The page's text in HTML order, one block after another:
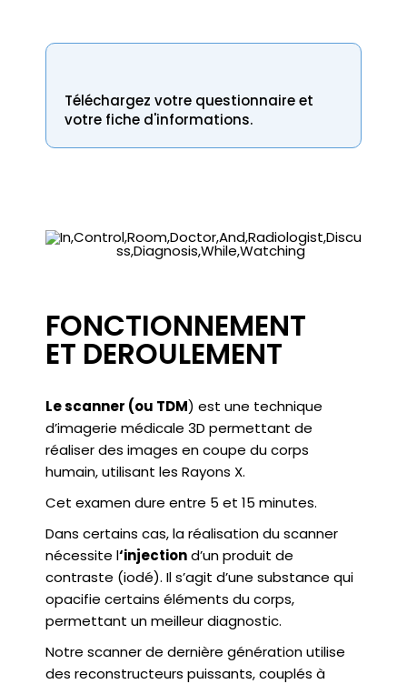
Téléchargez votre questionnaire et
votre fiche d'informations.
FONCTIONNEMENT
ET DEROULEMENT
Le scanner (ou TDM) est une technique
d’imagerie médicale 3D permettant de
réaliser des images en coupe du corps
humain, utilisant les Rayons X.
Cet examen dure entre 5 et 15 minutes.
Dans certains cas, la réalisation du scanner
nécessite l‘injectiond’un produit de
contraste (iodé). Il s’agit d’une substance qui
opacifie certains éléments du corps,
permettant un meilleur diagnostic.
Notre scanner de dernière génération utilise
des reconstructeurs puissants, couplés à